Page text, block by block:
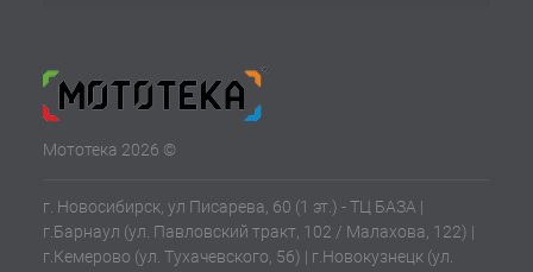
Мототека 2026 ©
г. Новосибирск, ул Писарева, 60 (1 эт.) - ТЦ БАЗА |
г.Барнаул (ул. Павловский тракт, 102 / Малахова, 122) |
г.Кемерово (ул. Тухачевского, 56) | г.Новокузнецк (ул.